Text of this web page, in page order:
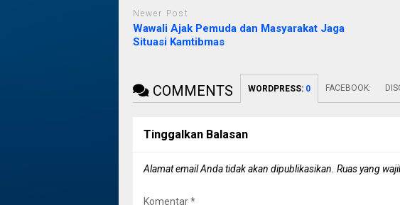
Newer Post
Wawali Ajak Pemuda dan Masyarakat Jaga
Situasi Kamtibmas
COMMENTS WORDPRESS: 0 FACEBOOK:
Tinggalkan Balasan
Alamat email Anda tidak akan dipublikasikan. Ruas yang
Komentar*